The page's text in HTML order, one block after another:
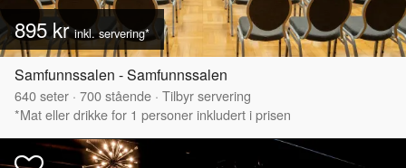
895 krinkl. servering*
Samfunnssalen - Samfunnssalen
640seter · 700stående · Tilbyr servering
*Mat eller drikke for 1 personer inkludert i prisen